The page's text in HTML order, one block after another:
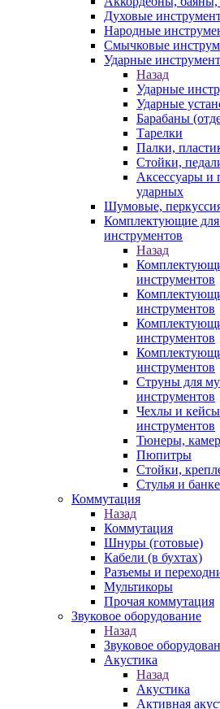
Духовые
Народные
Смычковые
Ударные
Назад
Ударные
Ударные
Барабаны
Тарелки
Палки,
Стойки,
Аксессуары и
ударных
Шумовые,
Комплектующие
инструментов
Назад
инструментов
инструментов
инструментов
инструментов
Струны для
инструментов
Чехлы и
инструментов
Тюнеры,
Пюпитры
Стойки,
Стулья и
Коммутация
Назад
Коммутация
Шнуры (готовые)
Кабели (в бухтах)
Разъемы и
Мультикоры
Прочая коммутация
Звуковое оборудование
Назад
Звуковое
Акустика
Назад
Акустика
Активная